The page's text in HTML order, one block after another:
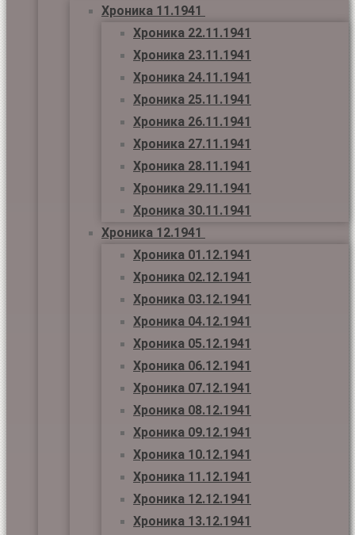
Хроника 11.1941
Хроника 22.11.1941
Хроника 23.11.1941
Хроника 24.11.1941
Хроника 25.11.1941
Хроника 26.11.1941
Хроника 27.11.1941
Хроника 28.11.1941
Хроника 29.11.1941
Хроника 30.11.1941
Хроника 12.1941
Хроника 01.12.1941
Хроника 02.12.1941
Хроника 03.12.1941
Хроника 04.12.1941
Хроника 05.12.1941
Хроника 06.12.1941
Хроника 07.12.1941
Хроника 08.12.1941
Хроника 09.12.1941
Хроника 10.12.1941
Хроника 11.12.1941
Хроника 12.12.1941
Хроника 13.12.1941